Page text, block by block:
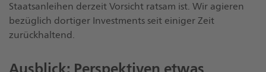
Staatsanleihen derzeit Vorsicht ratsam ist. Wir agieren
bezüglich dortiger Investments seit einiger Zeit
zurückhaltend.